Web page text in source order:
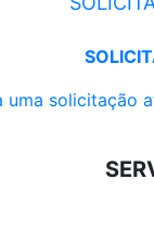
uma solicitação